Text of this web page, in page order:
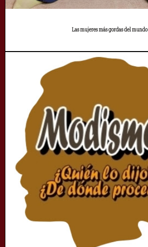
Las mujeres más gordas del mundo